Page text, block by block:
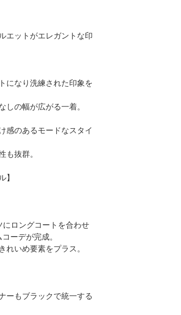
エットがエレガントな印
になり洗練された印象を
しの幅が広がる一着。
感のあるモードなスタイ
も抜群。
】
に ロングコート を合わせ
ーデが完成。
れいめ要素をプラス。
ーもブラックで統一する